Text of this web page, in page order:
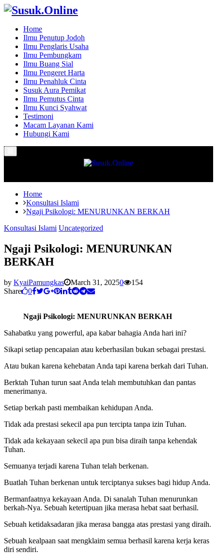
Home
Ilmu Penutup Jodoh
Ilmu Penglaris Usaha
Ilmu Pembungkam
Ilmu Buang Sial
Ilmu Pengeret Harta
Ilmu Penahluk Cinta
Susuk Aura Pemikat
Ilmu Pemutus Cinta
Ilmu Kunci Syahwat
Testimoni
Macam Layanan Kami
Hubungi Kami
Menu
Home
Konsultasi Islami
Ngaji Psikologi: MENURUNKAN BERKAH
Konsultasi Islami Uncategorized
Ngaji Psikologi: MENURUNKAN
BERKAH
by KyaiPamungkas March 31, 20250
154
Share
0
Ngaji Psikologi: MENURUNKAN BERKAH
Sahabatku yang powerful, apa kabar bahagia Anda hari ini?
Sikapi setiap pencapaian atau keberhasilan bukan sebagai prestasi.
Atau bukan karena kehebatan Anda tapi karena berkah dari Tuhan.
Berktah Tuhan turun saat Anda telah membutuhkan dan pantas
menerimanya.
Setiap berkah pasti membaikan kehidupan Anda.
Tidak ada prestasi sekecil apa pun tercipta tanpa izin Tuhan.
Tidak ada kekayaan sekecil apa pun bisa diraih tanpa kehendak
Tuhan.
Semuanya terjadi karena Tuhan telah berkenan.
Buatlah Tuhan berkenan untuk terciptanya sukses bagi hidup Anda.
Bermanfaatnya kekayaan Anda. Di sanalah Tuhan menurunkan
berkah-Nya. Sebuah ketertipuan jika merasa hebat saat berhasil.
Sebuah ketidaksadaran jika merasa bangga atas prestasi yang diraih.
Sebuah kealpaan saat mengklaim semua berhasil karena kerja keras
diri sendiri.